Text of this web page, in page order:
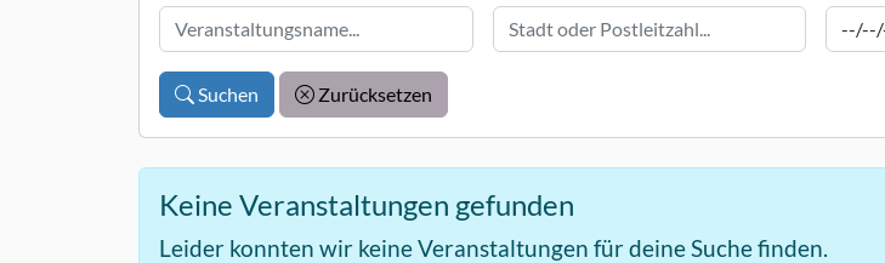
Suchen Zurücksetzen
Keine Veranstaltungen gefunden
Leider konnten wir keine Veranstaltungen für deine Suche finden.